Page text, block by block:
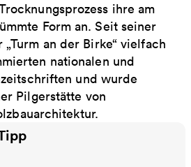
ihre am
Form an. Seit seiner
an der Birke“ vielfach
nationalen und
und wurde
Pilgerstätte von